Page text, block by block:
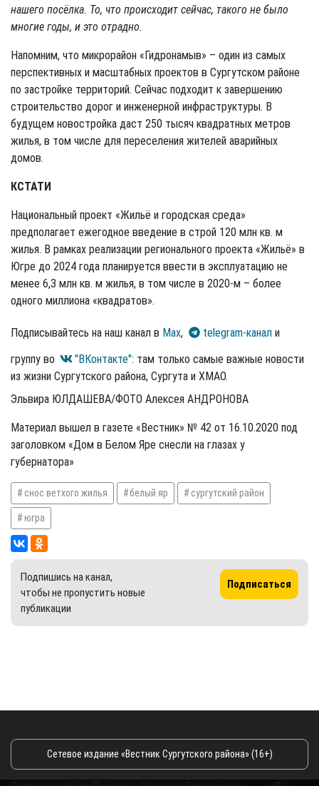
нашего посёлка. То, что происходит сейчас, такого не было
многие годы, и это отрадно.
Напомним, что микрорайон «Гидронамыв» – один из самых
перспективных и масштабных проектов в Сургутском районе
по застройке территорий. Сейчас подходит к завершению
строительство дорог и инженерной инфраструктуры. В
будущем новостройка даст 250 тысяч квадратных метров
жилья, в том числе для переселения жителей аварийных
домов.
КСТАТИ
Национальный проект «Жильё и городская среда»
предполагает ежегодное введение в строй 120 млн кв. м
жилья. В рамках реализации регионального проекта «Жильё» в
Югре до 2024 года планируется ввести в эксплуатацию не
менее 6,3 млн кв. м жилья, в том числе в 2020-м – более
одного миллиона «квадратов».
Подписывайтесь на наш канал в Max, telegram-канал и
группу во
"ВКонтакте": там только самые важные новости
из жизни Сургутского района, Сургута и ХМАО.
Эльвира ЮЛДАШЕВА/ФОТО Алексея АНДРОНОВА
Материал вышел в газете «Вестник» № 42 от 16.10.2020 под
заголовком «Дом в Белом Яре снесли на глазах у
губернатора»
снос ветхого жилья белый яр сургутский район
югра
Подпишись на канал,
чтобы не пропустить новые
публикации
Подписаться
Сетевое издание «Вестник Сургутского района» (16+)